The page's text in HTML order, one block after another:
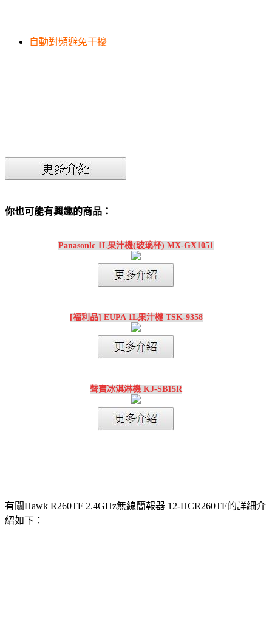
自動對頻避免干擾
你也可能有興趣的商品：
Panasonlc 1L果汁機(玻璃杯) MX-GX1051
[福利品] EUPA 1L果汁機 TSK-9358
聲寶冰淇淋機 KJ-SB15R
有關Hawk R260TF 2.4GHz無線簡報器 12-HCR260TF的詳細介
紹如下：